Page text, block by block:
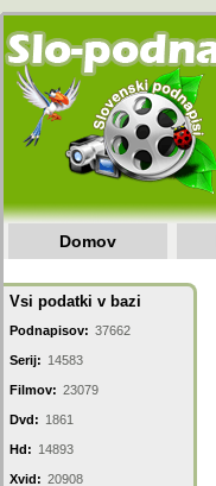
Domov
Vsi podatki v bazi
Podnapisov: 37662
Serij: 14583
Filmov: 23079
Dvd: 1861
Hd: 14893
Xvid: 20908